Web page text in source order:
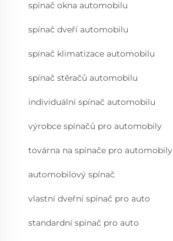
spínač okna automobilu
spínač dveří automobilu
spínač klimatizace automobilu
spínač stěračů automobilu
individuální spínač automobilu
výrobce spínačů pro automobily
továrna na spínače pro automobily
automobilový spínač
vlastní dveřní spínač pro auto
standardní spínač pro auto